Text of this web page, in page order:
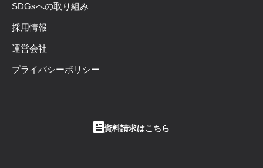
SDGsへの取り組み
採用情報
運営会社
プライバシーポリシー
資料請求はこちら